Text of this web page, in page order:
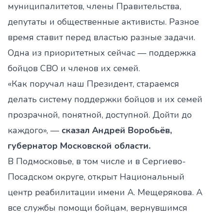
муниципалитетов, члены Правительства,
депутаты и общественные активисты. Разное
время ставит перед властью разные задачи.
Одна из приоритетных сейчас — поддержка
бойцов СВО и членов их семей.
«Как поручал наш Президент, стараемся
делать систему поддержки бойцов и их семей
прозрачной, понятной, доступной. Дойти до
каждого», — сказал Андрей Воробьёв,
губернатор Московской области.
В Подмосковье, в том числе и в Сергиево-
Посадском округе, открыт Национальный
центр реабилитации имени А. Мещерякова. А
все службы помощи бойцам, вернувшимся